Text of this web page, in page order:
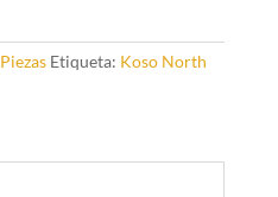
Piezas Etiqueta: Koso North